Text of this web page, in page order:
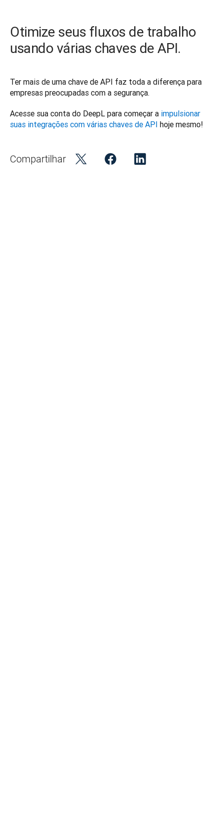
Otimize seus fluxos de trabalho
usando várias chaves de API.
Ter mais de uma chave de API faz toda a diferença para
empresas preocupadas com a segurança.
Acesse sua conta do DeepL para começar a impulsionar
suas integrações com várias chaves de API hoje mesmo!
Compartilhar